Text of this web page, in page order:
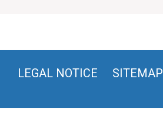
LEGAL NOTICE SITEMAP